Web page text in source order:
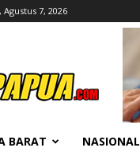
Agustus 7, 2026
BARAT NASIONAL